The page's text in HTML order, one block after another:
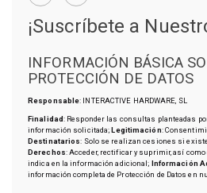
¡Suscríbete a
INFORMACIÓN BÁSICA
PROTECCIÓN DE DATOS
Responsable: INTERACTIVE HARDWARE, SL
Finalidad: Responder las consultas planteadas
información solicitada; Legitimación:
Destinatarios: Solo se realizan cesiones si
Derechos: Acceder, rectificar y suprimir, así
indica en la información adicional; Información
información completa de Protección de Datos en